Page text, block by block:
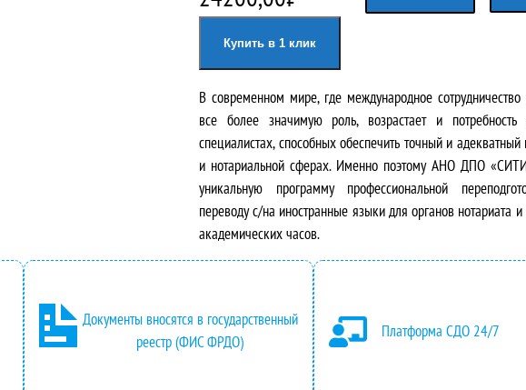
р
в
о
н
а
ч
л
е
к
у
щ
а
я
ц
Купить в 1 клик
В современном мире, где международное
все более значимую роль, возрастает и
специалистах, способных обеспечить точный и
и нотариальной сферах. Именно поэтому АНО ДПО
уникальную программу профессиональной
переводу с/на иностранные языки для органов нотариата
академических часов.
Документы вносятся в государственный
реестр (ФИС ФРДО)
Платформа СДО 24/7